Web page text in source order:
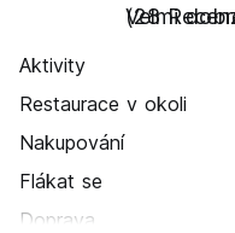
Velmi
(28
Aktivity
Restaurace v okoli
Nakupování
Flákat se
Doprava